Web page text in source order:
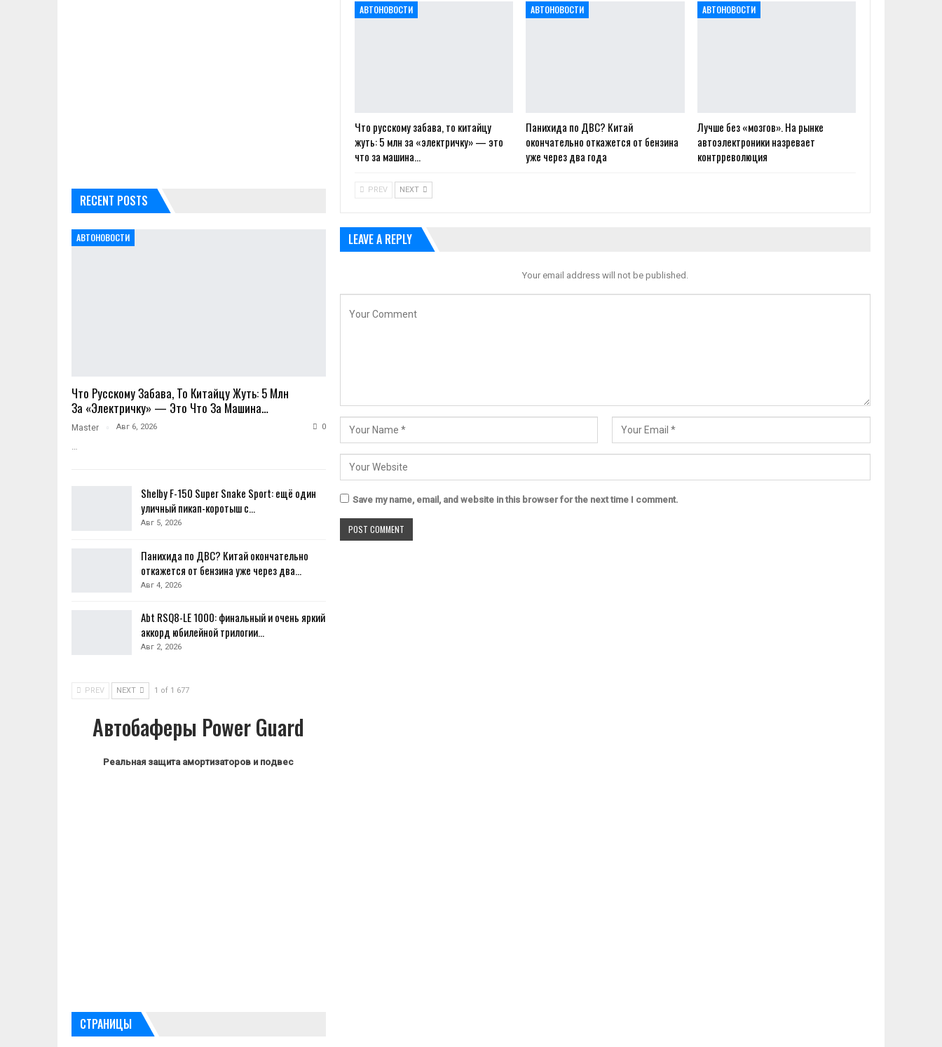
АВТОНОВОСТИ
Что русскому забава, то китайцу
жуть: 5 млн за «электричку» — это
что за машина…
АВТОНОВОСТИ
Панихида по ДВС? Китай
окончательно откажется от бензина
уже через два года
АВТОНОВОСТИ
Лучше без «мозгов». На рынке
автоэлектроники назревает
контрреволюция
PREV NEXT
LEAVE A REPLY
Your email address will not be published.
Save my name, email, and website in this browser for the next time I comment.
RECENT POSTS
АВТОНОВОСТИ
Что Русскому Забава, То Китайцу Жуть: 5 Млн
За «электричку» — Это Что За Машина…
Master Авг 6, 2026 0
…
Shelby F-150 Super Snake Sport: ещё один
уличный пикап-коротыш с…
Авг 5, 2026
Панихида по ДВС? Китай окончательно
откажется от бензина уже через два…
Авг 4, 2026
Abt RSQ8-LE 1000: финальный и очень яркий
аккорд юбилейной трилогии…
Авг 2, 2026
PREV NEXT 1 of 1 677
Автобаферы Power Guard
Реальная защита амортизаторов и подвес
СТРАНИЦЫ